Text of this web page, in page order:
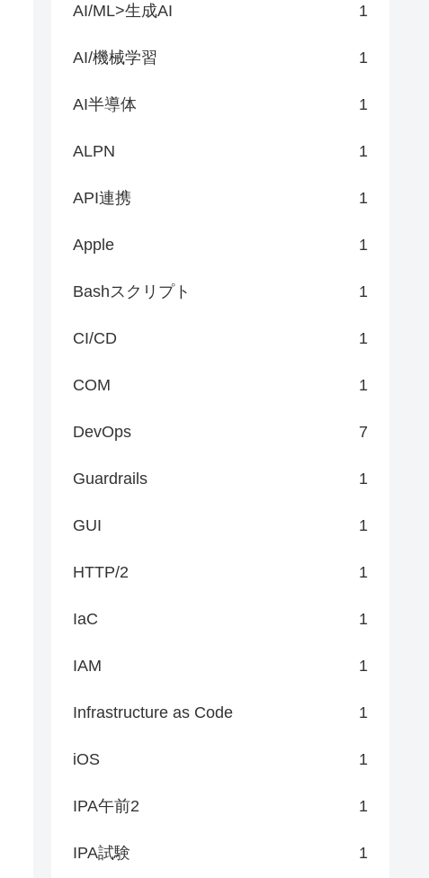
AI/ML>生成AI 1
AI/機械学習 1
AI半導体 1
ALPN 1
API連携 1
Apple 1
Bashスクリプト 1
CI/CD 1
COM 1
DevOps 7
Guardrails 1
GUI 1
HTTP/2 1
IaC 1
IAM 1
Infrastructure as Code 1
iOS 1
IPA午前2 1
IPA試験 1